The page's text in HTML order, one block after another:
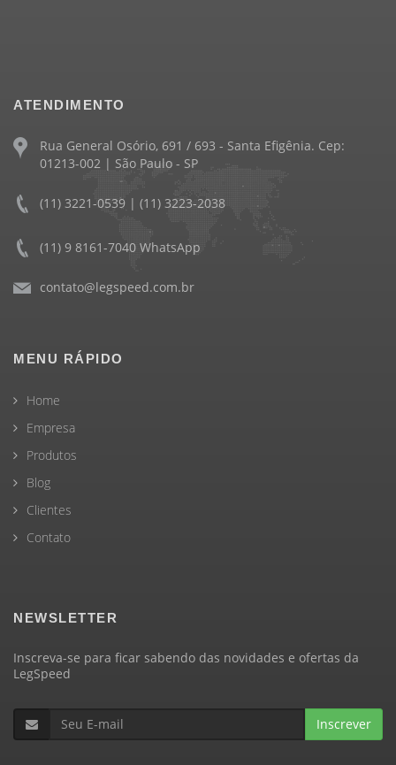
ATENDIMENTO
Rua General Osório, 691 / 693 - Santa Efigênia. Cep:
01213-002 | São Paulo - SP
(11) 3221-0539 | (11) 3223-2038
(11) 9 8161-7040 WhatsApp
contato@legspeed.com.br
MENU RÁPIDO
Home
Empresa
Produtos
Blog
Clientes
Contato
NEWSLETTER
Inscreva-se para ficar sabendo das novidades e ofertas da
LegSpeed
Inscrever